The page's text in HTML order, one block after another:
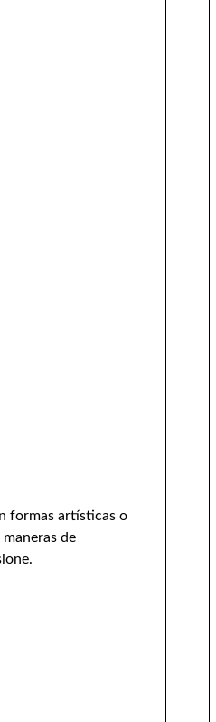
formas artísticas o
de